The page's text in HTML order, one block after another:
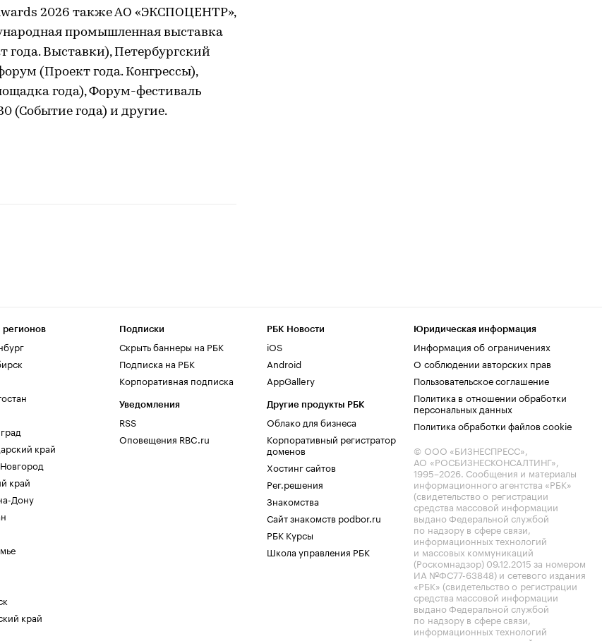
2026 также АО «ЭКСПОЦЕНТР»,
промышленная выставка
Выставки), Петербургский
(Проект года. Конгрессы),
года), Форум-фестиваль
(Событие года) и другие.
регионов
край
край
Дону
край
Подписки
Скрыть баннеры на РБК
Подписка на РБК
Корпоративная подписка
Уведомления
RSS
Оповещения RBC.ru
РБК Новости
iOS
Android
AppGallery
Другие продукты РБК
Облако для бизнеса
Корпоративный регистратор
доменов
Хостинг сайтов
Рег.решения
Знакомства
Сайт знакомств podbor.ru
РБК Курсы
Школа управления РБК
Юридическая информация
Информация об ограничениях
О соблюдении авторских прав
Пользовательское соглашение
Политика в отношении обработки
персональных данных
Политика обработки файлов cookie
© ООО «БИЗНЕСПРЕСС»,
АО «РОСБИЗНЕСКОНСАЛТИНГ»,
1995–2026. Сообщения и материалы
информационного агентства «РБК»
(свидетельство о регистрации
средства массовой информации
выдано Федеральной службой
по надзору в сфере связи,
информационных технологий
и массовых коммуникаций
(Роскомнадзор) 09.12.2015 за номером
ИА №ФС77-63848) и сетевого издания
«РБК» (свидетельство о регистрации
средства массовой информации
выдано Федеральной службой
по надзору в сфере связи,
информационных технологий